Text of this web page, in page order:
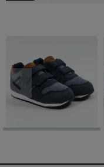
Previous
keyboard_arrow_left